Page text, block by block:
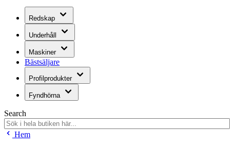
Redskap
Underhåll
Maskiner
Bästsäljare
Profilprodukter
Fyndhörna
Search
Hem